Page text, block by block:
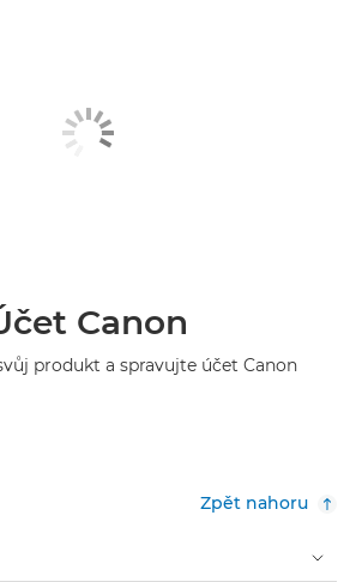
Canon
produkt a spravujte účet Canon
Zpět nahoru